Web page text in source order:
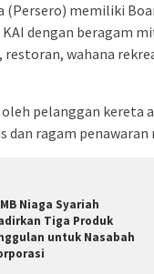
(Persero) memiliki
dengan beragam
wahana
pelanggan kereta
dan ragam penawaran
Niaga Syariah
Tiga Produk
untuk Nasabah